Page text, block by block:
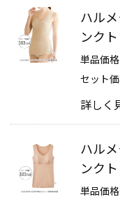
M.S さん（66才）
草取りなど庭仕事
も役立ちました。
M.K さん（69才）
ハル
ンク
単品価格
セット
詳しく
ハル
ンク
単品価格